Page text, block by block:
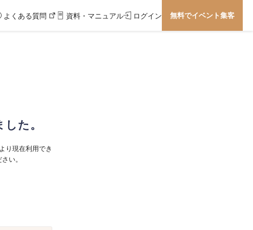
よくある質問 資料・マニュアル ログイン 無料でイベント集客
た。
り現在利用でき
い。